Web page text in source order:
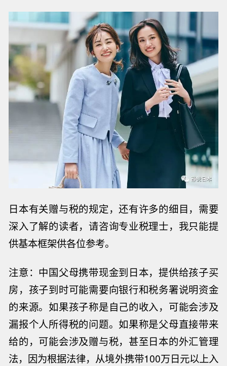
日本有关赠与税的规定，还有许多的细目，需要
深入了解的读者，请咨询专业税理士，我只能提
供基本框架供各位参考。
注意：中国父母携带现金到日本，提供给孩子买
房，孩子到时可能需要向银行和税务署说明资金
的来源。如果孩子称是自己的收入，可能会涉及
漏报个人所得税的问题。如果称是父母直接带来
给的，可能会涉及赠与税，甚至日本的外汇管理
法，因为根据法律，从境外携带100万日元以上入